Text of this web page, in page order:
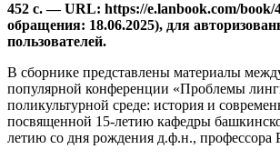
452 с. — URL: https://e.lanbook.com/book/
обращения: 18.06.2025), для
пользователей.
В сборнике представлены материалы
популярной конференции «Проблемы
поликультурной среде: история и
посвященной 15-летию кафедры
летию со дня рождения д.ф.н., профессора